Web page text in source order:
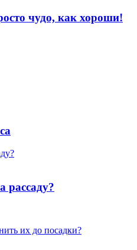
чудо, как хороши!
рассаду?
их до посадки?